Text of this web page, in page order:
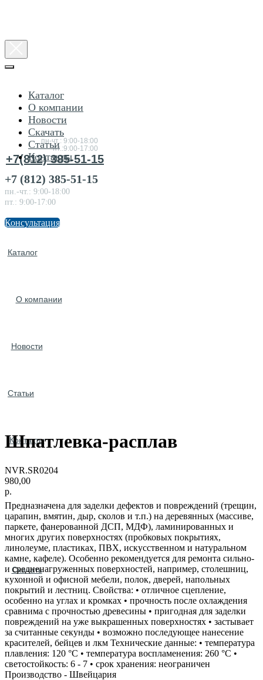
Консультация
по товарам
пн-чт.: 9:00-18:00
пт.:9:00-17:00
+7(812) 385-51-15
Каталог
О компании
Новости
Статьи
Контакты
Скачать
Каталог
О компании
Новости
Скачать
Статьи
Контакты
+7 (812) 385-51-15
пн.-чт.: 9:00-18:00
пт.: 9:00-17:00
Консультация
Шпатлевка-расплав
NVR.SR0204
980,00
р.
Предназначена для заделки дефектов и повреждений (трещин,
царапин, вмятин, дыр, сколов и т.п.) на деревянных (массиве,
паркете, фанерованной ДСП, МДФ), ламинированных и
многих других поверхностях (пробковых покрытиях,
линолеуме, пластиках, ПВХ, искусственном и натуральном
камне, кафеле). Особенно рекомендуется для ремонта сильно‐
и средненагруженных поверхностей, например, столешниц,
кухонной и офисной мебели, полок, дверей, напольных
покрытий и лестниц. Свойства: • отличное сцепление,
особенно на углах и кромках • прочность после охлаждения
сравнима с прочностью древесины • пригодная для заделки
повреждений на уже выкрашенных поверхностях • застывает
за считанные секунды • возможно последующее нанесение
красителей, бейцев и лкм Технические данные: • температура
плавления: 120 °С • температура воспламенения: 260 °С •
светостойкость: 6 - 7 • срок хранения: неограничен
Производство - Швейцария